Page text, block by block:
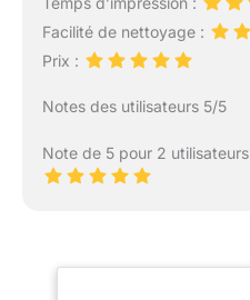
Facilité de nettoyage :
Prix :
Notes des utilisateurs 5/5
Note de 5 pour 2 utilisateurs